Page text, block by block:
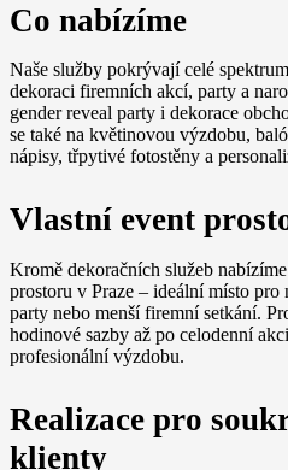
Co nabízíme
Naše služby pokrývají celé
dekoraci firemních akcí, party a
gender reveal party i dekorace
se také na květinovou výzdobu,
nápisy, třpytivé fotostěny a
Vlastní event
Kromě dekoračních služeb
prostoru v Praze – ideální místo pro
party nebo menší firemní setkání.
hodinové sazby až po celodenní
profesionální výzdobu.
Realizace pro
klienty